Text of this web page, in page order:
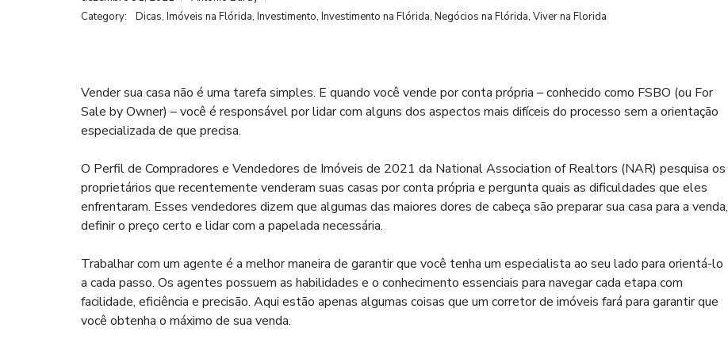
R
T
S
E
P
O
N
S
I
I
D
D
I
E
N
I
L
O
M
E
I
A
L
O
L
A
O
E
D
E
C
I
A
C
M
E
Category:
Dicas, Imóveis na Flórida, Investimento, Investimento na Flórida, Negócios na Flórida, Viver na Florida
Vender sua casa não é uma tarefa simples. E quando você vende por conta própria – conhecido como FSBO (ou For
Sale by Owner) – você é responsável por lidar com alguns dos aspectos mais difíceis do processo sem a orientação
especializada de que precisa.
O Perfil de Compradores e Vendedores de Imóveis de 2021 da National Association of Realtors (NAR) pesquisa os
proprietários que recentemente venderam suas casas por conta própria e pergunta quais as dificuldades que eles
enfrentaram. Esses vendedores dizem que algumas das maiores dores de cabeça são preparar sua casa para a venda,
definir o preço certo e lidar com a papelada necessária.
Trabalhar com um agente é a melhor maneira de garantir que você tenha um especialista ao seu lado para orientá-lo
a cada passo. Os agentes possuem as habilidades e o conhecimento essenciais para navegar cada etapa com
facilidade, eficiência e precisão. Aqui estão apenas algumas coisas que um corretor de imóveis fará para garantir que
você obtenha o máximo de sua venda.